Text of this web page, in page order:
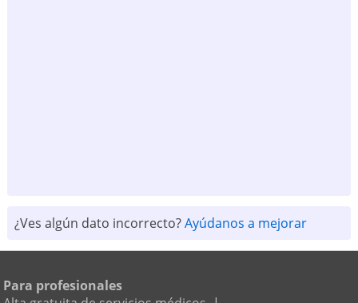
¿Ves algún dato incorrecto?Ayúdanos a mejorar
Para profesionales